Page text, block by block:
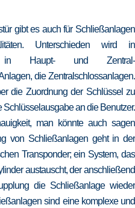
gibt es auch für Schließanlagen
Unterschieden wird in
in Haupt- und Zentral-
die Zentralschlossanlagen.
die Zuordnung der Schlüssel zu
an die Benutzer.
man könnte auch sagen
von Schließanlagen geht in der
Transponder; ein System, das
austauscht, der anschließend
die Schließanlage wieder
sind eine komplexe und